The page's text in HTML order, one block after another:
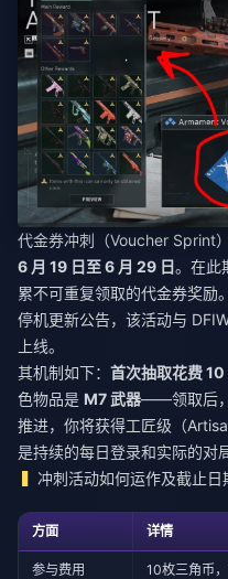
代金券冲刺（Voucher Sprint
6 月 19 日至 6 月 29 日。在此
累不可重复领取的代金券奖
停机更新公告，该活动与
上线。
其机制如下： 首次抽取花费
色物品是 M7 武器——领取后，
推进，你将获得工匠级（
是持续的每日登录和实际的对
冲刺活动如何运作及截止日
方面 详情
参与费用 10枚三角币